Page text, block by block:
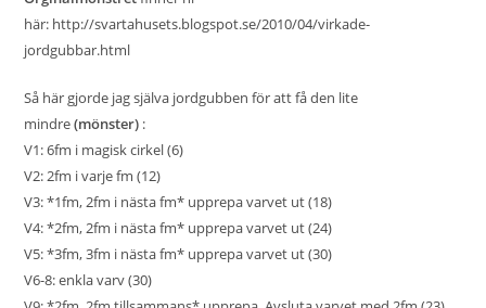
här: http://svartahusets.blogspot.se/2010/04/virkade-
jordgubbar.html
Så här gjorde jag själva jordgubben för att få den lite
mindre(mönster) :
V1: 6fm i magisk cirkel (6)
V2: 2fm i varje fm (12)
V3: *1fm, 2fm i nästa fm* upprepa varvet ut (18)
V4: *2fm, 2fm i nästa fm* upprepa varvet ut (24)
V5: *3fm, 3fm i nästa fm* upprepa varvet ut (30)
V6-8: enkla varv (30)